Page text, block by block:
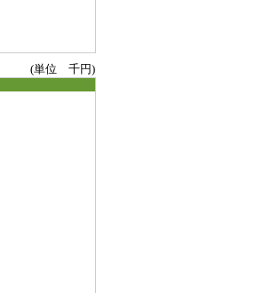
(単位 千円)